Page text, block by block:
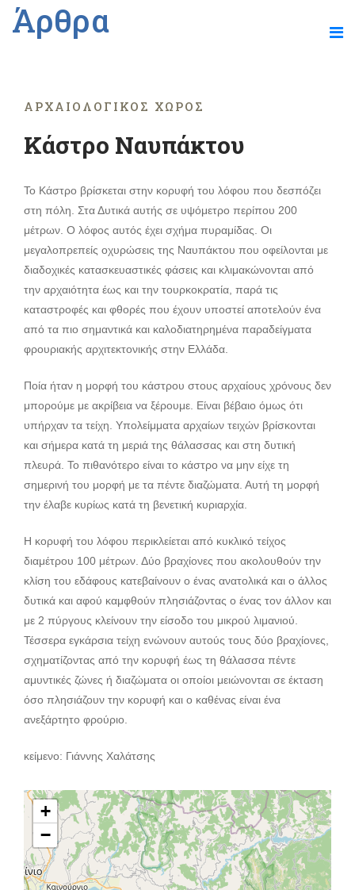
Άρθρα
ΑΡΧΑΙΟΛΟΓΙΚΌΣ ΧΏΡΟΣ
Κάστρο Ναυπάκτου
Το Κάστρο βρίσκεται στην κορυφή του λόφου που δεσπόζει
στη πόλη. Στα Δυτικά αυτής σε υψόμετρο περίπου 200
μέτρων. Ο λόφος αυτός έχει σχήμα πυραμίδας. Οι
μεγαλοπρεπείς οχυρώσεις της Ναυπάκτου που οφείλονται με
διαδοχικές κατασκευαστικές φάσεις και κλιμακώνονται από
την αρχαιότητα έως και την τουρκοκρατία, παρά τις
καταστροφές και φθορές που έχουν υποστεί αποτελούν ένα
από τα πιο σημαντικά και καλοδιατηρημένα παραδείγματα
φρουριακής αρχιτεκτονικής στην Ελλάδα.
Ποία ήταν η μορφή του κάστρου στους αρχαίους χρόνους δεν
μπορούμε με ακρίβεια να ξέρουμε. Είναι βέβαιο όμως ότι
υπήρχαν τα τείχη. Υπολείμματα αρχαίων τειχών βρίσκονται
και σήμερα κατά τη μεριά της θάλασσας και στη δυτική
πλευρά. Το πιθανότερο είναι το κάστρο να μην είχε τη
σημερινή του μορφή με τα πέντε διαζώματα. Αυτή τη μορφή
την έλαβε κυρίως κατά τη βενετική κυριαρχία.
Η κορυφή του λόφου περικλείεται από κυκλικό τείχος
διαμέτρου 100 μέτρων. Δύο βραχίονες που ακολουθούν την
κλίση του εδάφους κατεβαίνουν ο ένας ανατολικά και ο άλλος
δυτικά και αφού καμφθούν πλησιάζοντας ο ένας τον άλλον και
με 2 πύργους κλείνουν την είσοδο του μικρού λιμανιού.
Τέσσερα εγκάρσια τείχη ενώνουν αυτούς τους δύο βραχίονες,
σχηματίζοντας από την κορυφή έως τη θάλασσα πέντε
αμυντικές ζώνες ή διαζώματα οι οποίοι μειώνονται σε έκταση
όσο πλησιάζουν την κορυφή και ο καθένας είναι ένα
ανεξάρτητο φρούριο.
κείμενο: Γιάννης Χαλάτσης
+
−